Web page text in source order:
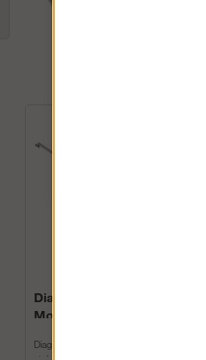
Diagonalstag
Modulställning
Diagonalstag i stål används som